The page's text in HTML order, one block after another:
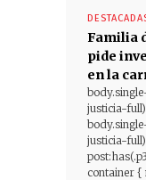
Familia
pide
en la
justicia-
justicia-
container